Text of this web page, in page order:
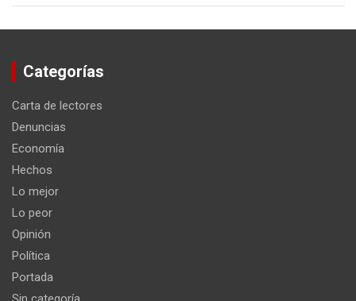
Categorías
Carta de lectores
Denuncias
Economía
Hechos
Lo mejor
Lo peor
Opinión
Política
Portada